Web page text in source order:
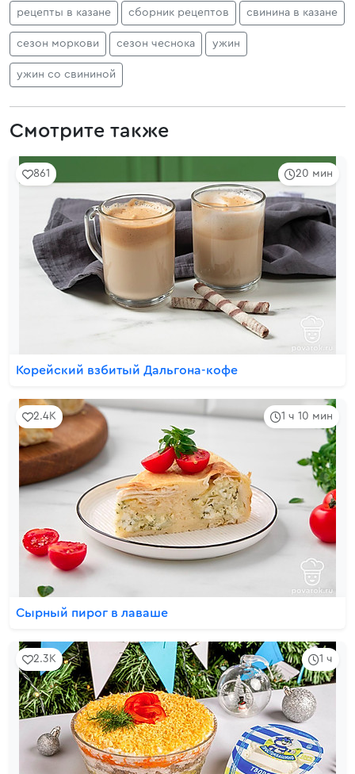
рецепты в казане сборник рецептов свинина в казане
сезон моркови сезон чеснока ужин
ужин со свининой
Смотрите также
20 мин
861
Корейский взбитый Дальгона-кофе
1 ч 10 мин
2.4K
Сырный пирог в лаваше
1 ч
2.3K